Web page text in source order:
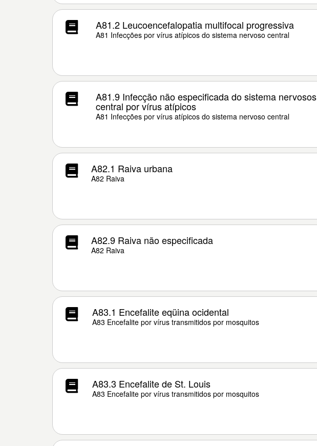
A81.2 Leucoencefalopatia multifocal progressiva
A81 Infecções por vírus atípicos do sistema nervoso central
A81.9 Infecção não especificada do sistema nervosos
central por vírus atípicos
A81 Infecções por vírus atípicos do sistema nervoso central
A82.1 Raiva urbana
A82 Raiva
A82.9 Raiva não especificada
A82 Raiva
A83.1 Encefalite eqüina ocidental
A83 Encefalite por vírus transmitidos por mosquitos
A83.3 Encefalite de St. Louis
A83 Encefalite por vírus transmitidos por mosquitos